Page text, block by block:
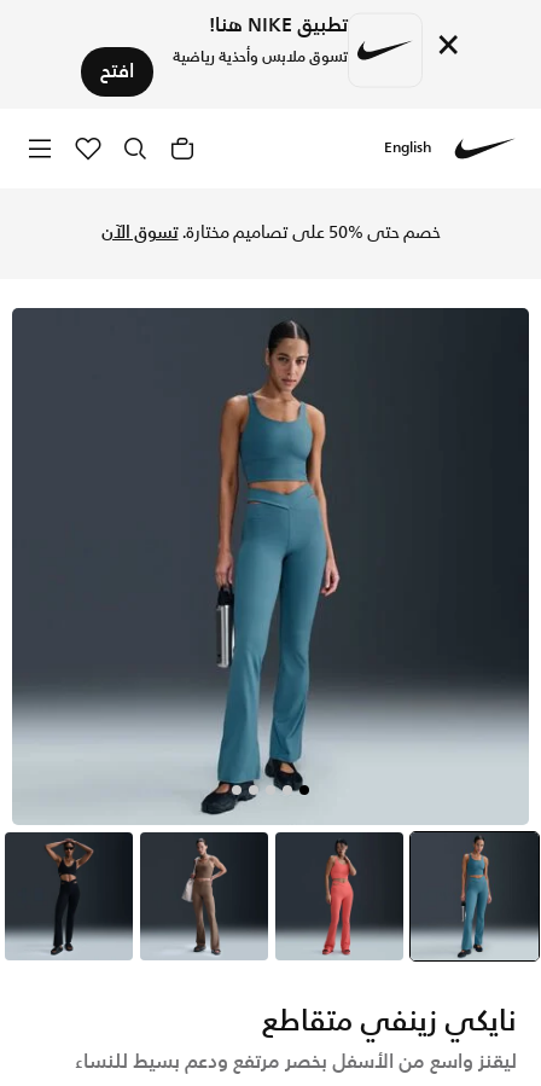
× تطبيق NIKE هنا!
تسوق ملابس وأحذية رياضية افتح
English
خصم حتى %50 على تصاميم مختارة. تسوق الآن
selected
أخضر خوخي بنى أسود
نايكي زينفي متقاطع
ليقنز واسع من الأسفل بخصر مرتفع ودعم بسيط للنساء